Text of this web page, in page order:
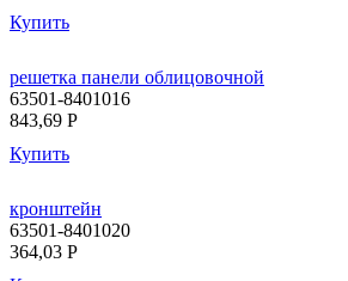
Купить
решетка панели облицовочной
63501-8401016
843,69 P
Купить
кронштейн
63501-8401020
364,03 P